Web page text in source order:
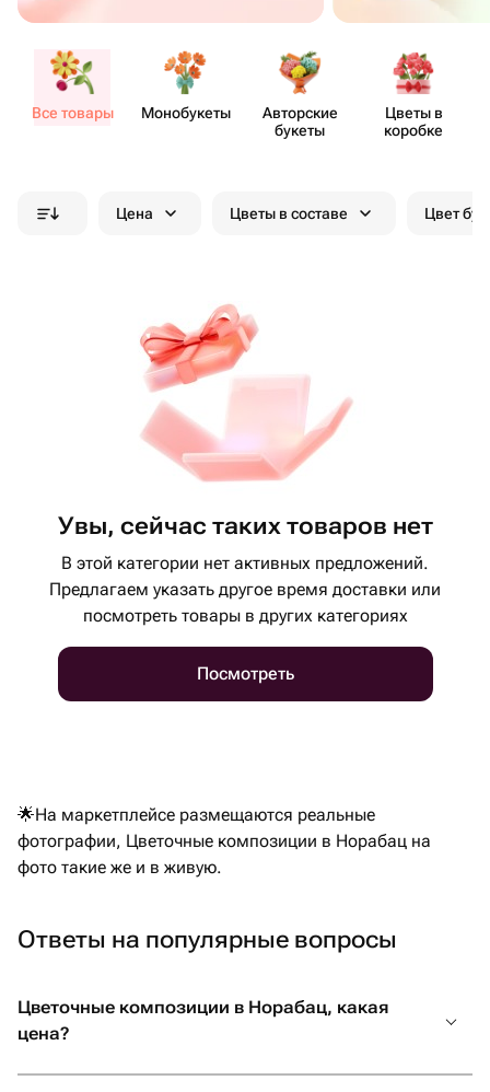
Все товары Моно​букеты
Авторские
букеты
Цветы в
коробке
Цена Цветы в составе Цвет
Увы, сейчас таких товаров нет
В этой категории нет активных предложений.
Предлагаем указать другое время доставки или
посмотреть товары в других категориях
Посмотреть
🌟На маркетплейсе размещаются реальные
фотографии, Цветочные композиции в Норабац на
фото такие же и в живую.
Ответы на популярные вопросы
Цветочные композиции в Норабац, какая
цена?